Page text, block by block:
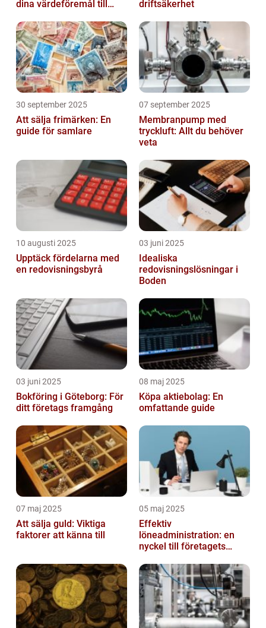
dina värdeföremål till
driftsäkerhet
30 september 2025
Att sälja frimärken: En
guide för samlare
07 september 2025
Membranpump med
tryckluft: Allt du behöver
veta
10 augusti 2025
Upptäck fördelarna med
en redovisningsbyrå
03 juni 2025
Idealiska
redovisningslösningar i
Boden
03 juni 2025
Bokföring i Göteborg: För
ditt företags framgång
08 maj 2025
Köpa aktiebolag: En
omfattande guide
07 maj 2025
Att sälja guld: Viktiga
faktorer att känna till
05 maj 2025
Effektiv
löneadministration: en
nyckel till företagets